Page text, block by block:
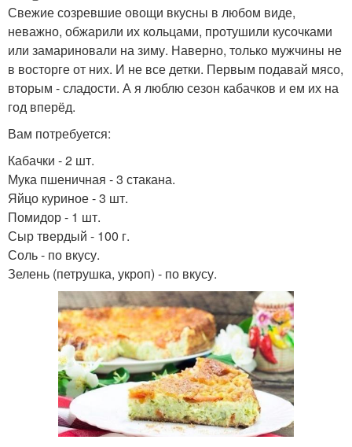
Свежие созревшие овощи вкусны в любом виде,
неважно, обжарили их кольцами, протушили кусочками
или замариновали на зиму. Наверно, только мужчины не
в восторге от них. И не все детки. Первым подавай мясо,
вторым - сладости. А я люблю сезон кабачков и ем их на
год вперёд.
Вам потребуется:
Кабачки - 2 шт.
Мука пшеничная - 3 стакана.
Яйцо куриное - 3 шт.
Помидор - 1 шт.
Сыр твердый - 100 г.
Соль - по вкусу.
Зелень (петрушка, укроп) - по вкусу.